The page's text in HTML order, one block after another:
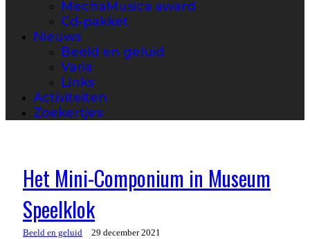
MechaMusica award
Cd-pakket
Nieuws
Beeld en geluid
Varia
Links
Activiteiten
Zoekertjes
Het Mini-Componium in Museum
Speelklok
Beeld en geluid 29 december 2021